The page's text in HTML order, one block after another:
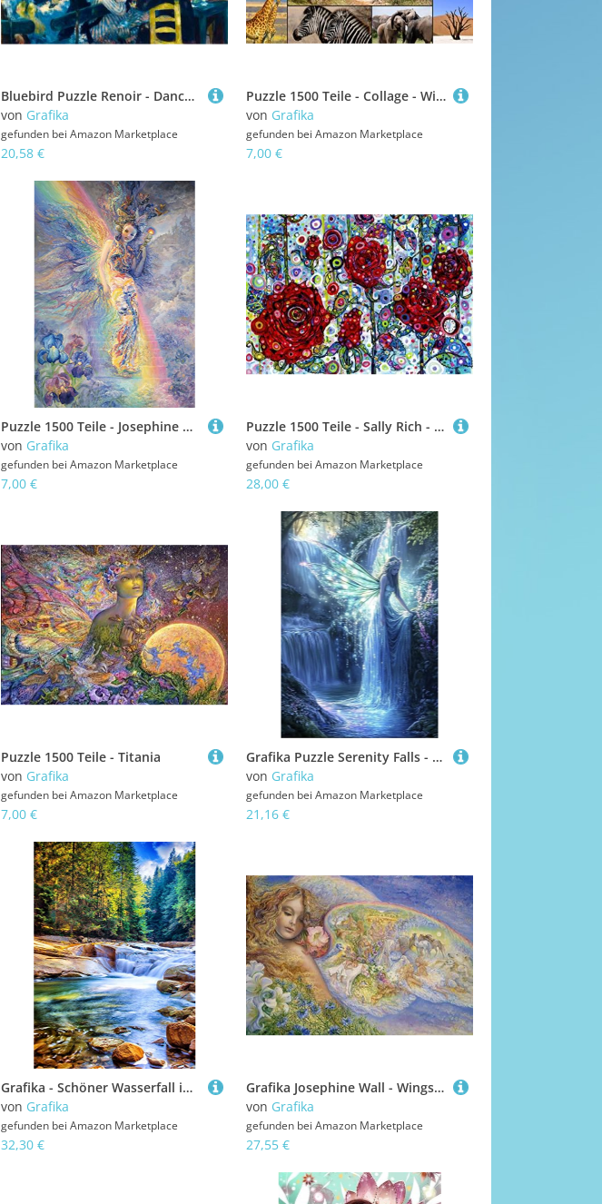
Bluebird Puzzle Renoir - Dance at Le Moulin de la Galette, 1876-1000 Teile
von Grafika
gefunden bei Amazon Marketplace
20,58 €
Puzzle 1500 Teile - Collage - Wildlife
von Grafika
gefunden bei Amazon Marketplace
7,00 €
Puzzle 1500 Teile - Josephine Wall - Iris, Keeper of The Rainbow
von Grafika
gefunden bei Amazon Marketplace
7,00 €
Puzzle 1500 Teile - Sally Rich - Roses
von Grafika
gefunden bei Amazon Marketplace
28,00 €
Puzzle 1500 Teile - Titania
von Grafika
gefunden bei Amazon Marketplace
7,00 €
Grafika Puzzle Serenity Falls - 1000 Teile Puzzle Spiel
von Grafika
gefunden bei Amazon Marketplace
21,16 €
Grafika - Schöner Wasserfall im Wald, 2000 Teile Puzzle - Natur & Wald - Fluss und Waldlandschaft - Puzzle für Erwachsene
von Grafika
gefunden bei Amazon Marketplace
32,30 €
Grafika Josephine Wall - Wings of Love - 1500 Teile
von Grafika
gefunden bei Amazon Marketplace
27,55 €